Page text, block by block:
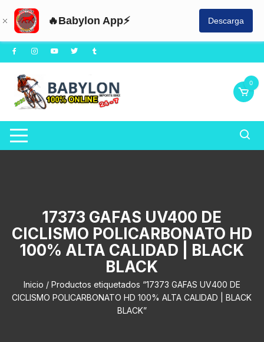
🔥Babylon App⚡ Descarga
Saltar
al
contenido
0
17373 GAFAS UV400 DE
CICLISMO POLICARBONATO HD
100% ALTA CALIDAD | BLACK
BLACK
Inicio / Productos etiquetados “17373 GAFAS UV400 DE
CICLISMO POLICARBONATO HD 100% ALTA CALIDAD | BLACK
BLACK”